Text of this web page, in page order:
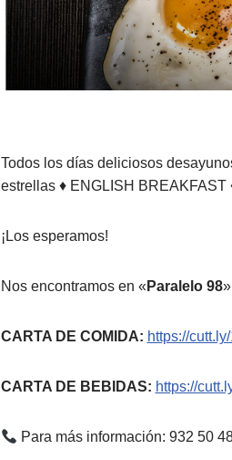
Todos los días deliciosos
estrellas ♦ ENGLISH
¡Los esperamos!
Nos encontramos en « Paralelo 98
CARTA DE COMIDA: https://
CARTA DE BEBIDAS: https://
Para más información: 932 50